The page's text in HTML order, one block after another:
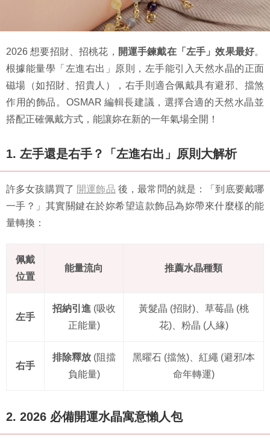
2026 想要招財、招桃花， 開運手鍊戴在「左手」效果最好。
根據能量學「左進右出」原則，左手能引入天然水晶的正面
磁場（如招財、招貴人），右手則適合佩戴具有避邪、擋煞
作用的飾品。OSMAR 編輯長建議，選擇合適的天然水晶並
搭配正確佩戴方式，能讓妳在新的一年氣場全開！
1. 左手還是右手？「左進右出」原則大解析
許多女孩購買了 開運飾品 後，最常問的就是：「到底要戴哪
一手？」其實關鍵在於妳希望這款飾品為妳帶來什麼樣的能
量轉換：
佩戴
位置
能量流向 推薦水晶種類
左手
招納引進(吸收
正能量)
黃髮晶 (招財)、草莓晶 (桃
花)、粉晶 (人緣)
右手
排除釋放(阻擋
負能量)
黑曜石 (擋煞)、紅繩 (避邪/本
命年轉運)
2. 2026 必備開運水晶寓意懶人包